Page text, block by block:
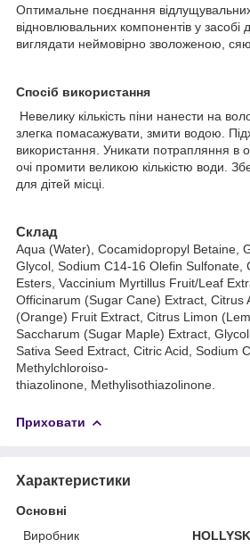
Оптимальне поєднання
відновлювальних компонентів у засобі
виглядати неймовірно зволоженою,
Спосіб використання
Невелику кількість піни нанести на
злегка помасажувати, змити водою.
використання. Уникати потрапляння в
очі промити великою кількістю води.
для дітей місці.
Склад
Aqua (Water), Cocamidopropyl Betaine,
Glycol, Sodium C14-16 Olefin Sulfonate,
Esters, Vaccinium Myrtillus Fruit/Leaf
Officinarum (Sugar Cane) Extract, Citrus
(Orange) Fruit Extract, Citrus Limon
Saccharum (Sugar Maple) Extract,
Sativa Seed Extract, Citric Acid, Sodium
Methylchloroiso-
thiazolinone, Methylisothiazolinone.
Приховати
Характеристики
Основні
Виробник